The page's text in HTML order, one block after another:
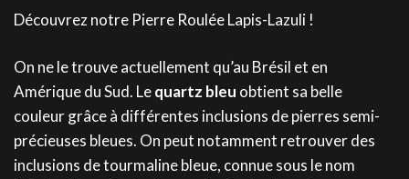
Découvrez notre Pierre Roulée Lapis-Lazuli !
On ne le trouve actuellement qu’au Brésil et en
Amérique du Sud. Lequartz bleu obtient sa belle
couleur grâce à différentes inclusions de pierres semi-
précieuses bleues. On peut notamment retrouver des
inclusions de tourmaline bleue, connue sous le nom